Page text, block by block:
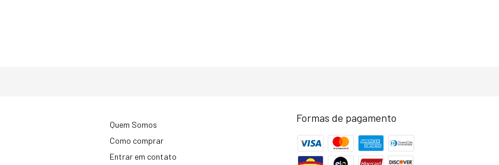
Quem Somos
Como comprar
Entrar em contato
Formas de pagamento